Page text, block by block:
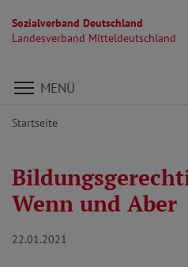
Sozialverband Deutschland
Landesverband Mitteldeutschland
Direkt zu den Inhalten springen
MENÜ
Startseite
Wenn und Aber
22.01.2021